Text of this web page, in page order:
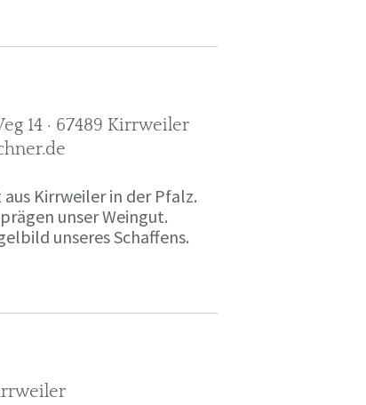
14 · 67489 Kirrweiler
Kirrweiler in der Pfalz.
unser Weingut.
unseres Schaffens.